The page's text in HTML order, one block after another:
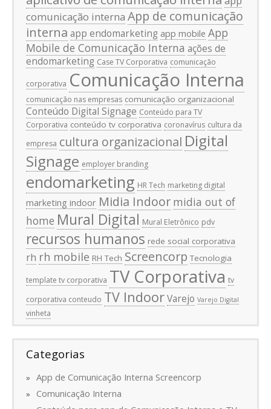
comunicação interna App de comunicação
interna app endomarketing app mobile App
Mobile de Comunicação Interna ações de
endomarketing Case TV Corporativa comunicação
corporativa Comunicação Interna
comunicação nas empresas comunicação organizacional
Conteúdo Digital Signage Conteúdo para TV
Corporativa conteúdo tv corporativa coronavírus cultura da
empresa cultura organizacional Digital
Signage employer branding
endomarketing HR Tech marketing digital
marketing indoor Midia Indoor midia out of
home Mural Digital Mural Eletrônico pdv
recursos humanos rede social corporativa
rh rh mobile RH Tech Screencorp Tecnologia
template tv corporativa TV Corporativa tv
corporativa conteudo TV IndoorVarejo Varejo Digital
vinheta
Categorias
App de Comunicação Interna Screencorp
Comunicação Interna